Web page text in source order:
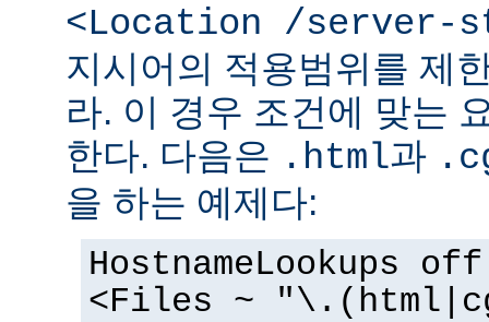
<Location /server-
지시어의 적용범위를 제
라. 이 경우 조건에 맞는
한다. 다음은 .html과
을 하는 예제다:
HostnameLookups off
<Files ~